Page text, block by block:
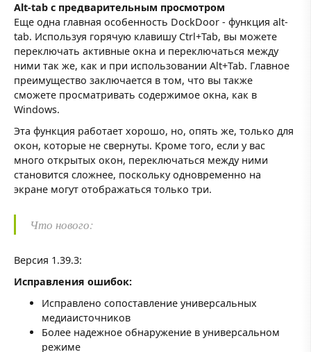
Alt-tab с предварительным просмотром
Еще одна главная особенность DockDoor - функция alt-
tab. Используя горячую клавишу Ctrl+Tab, вы можете
переключать активные окна и переключаться между
ними так же, как и при использовании Alt+Tab. Главное
преимущество заключается в том, что вы также
сможете просматривать содержимое окна, как в
Windows.
Эта функция работает хорошо, но, опять же, только для
окон, которые не свернуты. Кроме того, если у вас
много открытых окон, переключаться между ними
становится сложнее, поскольку одновременно на
экране могут отображаться только три.
Что нового:
Версия 1.39.3:
Исправления ошибок:
Исправлено сопоставление универсальных
медиаисточников
Более надежное обнаружение в универсальном
режиме